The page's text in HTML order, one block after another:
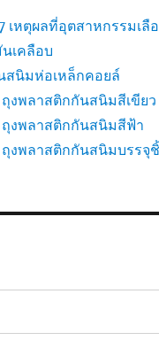
เหตุผลที่อุตสาหกรรมเลื
เคลือบ
สนิมห่อเหล็กคอยล์
งพลาสติกกันสนิมสีเขียว
ถุงพลาสติกกันสนิมสีฟ้า
ถุงพลาสติกกันสนิมบรรจุ